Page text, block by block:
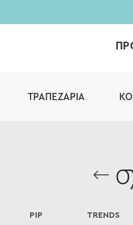
ΤΡΑΠΕΖΑΡΊΑ
PIP TRENDS